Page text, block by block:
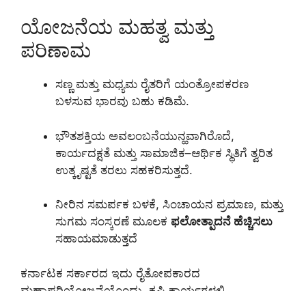
ಯೋಜನೆಯ ಮಹತ್ವ ಮತ್ತು
ಪರಿಣಾಮ
ಸಣ್ಣ ಮತ್ತು ಮಧ್ಯಮ ರೈತರಿಗೆ ಯಂತ್ರೋಪಕರಣ
ಬಳಸುವ ಭಾರವು ಬಹು ಕಡಿಮೆ.
ಭೌತಶಕ್ತಿಯ ಅವಲಂಬನೆಯುನ್ಹವಾಗಿರೊದೆ,
ಕಾರ್ಯದಕ್ಷತೆ ಮತ್ತು ಸಾಮಾಜಿಕ–ಆರ್ಥಿಕ ಸ್ಥಿತಿಗೆ ತ್ವರಿತ
ಉತ್ಕೃಷ್ಟತೆ ತರಲು ಸಹಕರಿಸುತ್ತದೆ.
ನೀರಿನ ಸಮರ್ಪಕ ಬಳಕೆ, ಸಿಂಚಾಯನ ಪ್ರಮಾಣ, ಮತ್ತು
ಸುಗಮ ಸಂಸ್ಕರಣೆ ಮೂಲಕ ಫಲೋತ್ಪಾದನೆ ಹೆಚ್ಚಿಸಲು
ಸಹಾಯಮಾಡುತ್ತದೆ
ಕರ್ನಾಟಕ ಸರ್ಕಾರದ ಇದು ರೈತೋಪಕಾರದ